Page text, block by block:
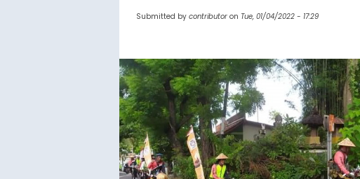
Submitted by contributor on Tue, 01/04/2022 - 17:29